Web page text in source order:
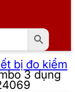
bị đo kiểm
3 dụng